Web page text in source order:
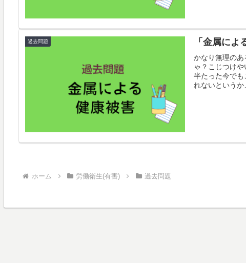
過去問題 「金属によ
かなり無理の
ゃ？こじつけ
半たった今で
れないという
ホーム 労働衛生(有害) 過去問題